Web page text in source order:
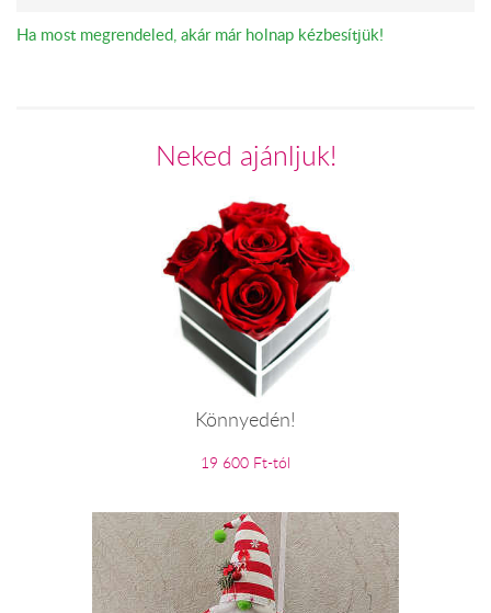
Ha most megrendeled, akár már holnap kézbesítjük!
Neked ajánljuk!
Könnyedén!
19 600 Ft-tól